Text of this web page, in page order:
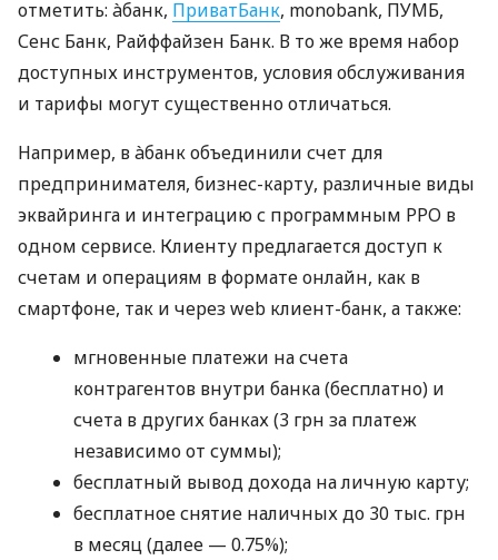
отметить: àбанк, ПриватБанк, monobank, ПУМБ,
Сенс Банк, Райффайзен Банк. В то же время набор
доступных инструментов, условия обслуживания
и тарифы могут существенно отличаться.
Например, в àбанк объединили счет для
предпринимателя, бизнес-карту, различные виды
эквайринга и интеграцию с программным РРО в
одном сервисе. Клиенту предлагается доступ к
счетам и операциям в формате онлайн, как в
смартфоне, так и через web клиент-банк, а также:
мгновенные платежи на счета
контрагентов внутри банка (бесплатно) и
счета в других банках (3 грн за платеж
независимо от суммы);
бесплатный вывод дохода на личную карту;
бесплатное снятие наличных до 30 тыс. грн
в месяц (далее — 0.75%);